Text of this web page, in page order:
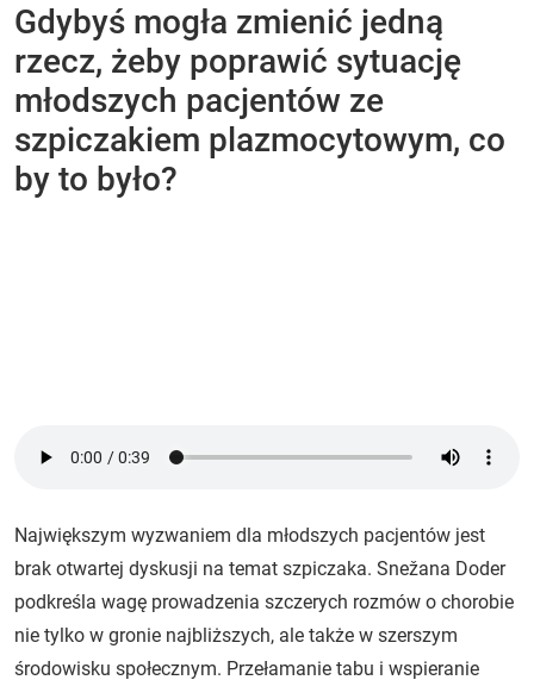
Gdybyś mogła zmienić jedną
rzecz, żeby poprawić sytuację
młodszych pacjentów ze
szpiczakiem plazmocytowym, co
by to było?
Największym wyzwaniem dla młodszych pacjentów jest
brak otwartej dyskusji na temat szpiczaka. Snežana Doder
podkreśla wagę prowadzenia szczerych rozmów o chorobie
nie tylko w gronie najbliższych, ale także w szerszym
środowisku społecznym. Przełamanie tabu i wspieranie